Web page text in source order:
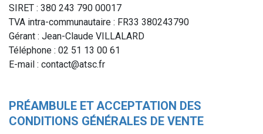
SIRET : 380 243 790 00017
TVA intra-communautaire : FR33 380243790
Gérant : Jean-Claude VILLALARD
Téléphone : 02 51 13 00 61
E-mail : contact@atsc.fr
PRÉAMBULE ET ACCEPTATION DES
CONDITIONS GÉNÉRALES DE VENTE